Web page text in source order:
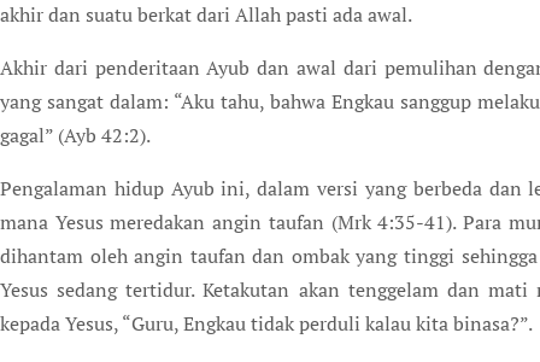
akhir dan suatu berkat dari Allah pasti ada awal.
Akhir dari penderitaan Ayub dan awal dari pemulihan
yang sangat dalam: “Aku tahu, bahwa Engkau sanggup
gagal” (Ayb 42:2).
Pengalaman hidup Ayub ini, dalam versi yang berbeda
mana Yesus meredakan angin taufan (Mrk 4:35-41). Para
dihantam oleh angin taufan dan ombak yang tinggi
Yesus sedang tertidur. Ketakutan akan tenggelam dan
kepada Yesus, “Guru, Engkau tidak perduli kalau kita binasa?”.